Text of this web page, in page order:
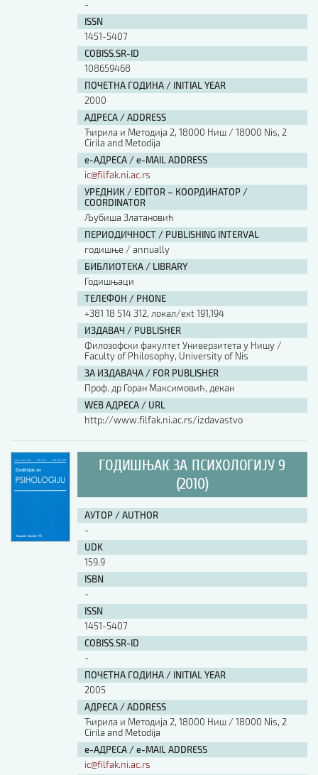
-
ISSN
1451-5407
COBISS.SR-ID
108659468
ПОЧЕТНА ГОДИНА / INITIAL YEAR
2000
АДРЕСА / ADDRESS
Ћирила и Методија 2, 18000 Ниш / 18000 Nis, 2
Cirila and Metodija
е-АДРЕСА / e-MAIL ADDRESS
ic@filfak.ni.ac.rs
УРЕДНИК / EDITOR – КООРДИНАТОР /
COORDINATOR
Љубиша Златановић
ПЕРИОДИЧНОСТ / PUBLISHING INTERVAL
годишње / annually
БИБЛИОТЕКА / LIBRARY
Годишњаци
ТЕЛЕФОН / PHONE
+381 18 514 312, локал/ext 191,194
ИЗДАВАЧ / PUBLISHER
Филозофски факултет Универзитета у Нишу /
Faculty of Philosophy, University of Nis
ЗА ИЗДАВАЧА / FOR PUBLISHER
Проф. др Горан Максимовић, декан
WEB АДРЕСА / URL
http://www.filfak.ni.ac.rs/izdavastvo
ГОДИШЊАК ЗА ПСИХОЛОГИЈУ 9
(2010)
АУТОР / AUTHOR
-
UDK
159.9
ISBN
-
ISSN
1451-5407
COBISS.SR-ID
-
ПОЧЕТНА ГОДИНА / INITIAL YEAR
2005
АДРЕСА / ADDRESS
Ћирила и Методија 2, 18000 Ниш / 18000 Nis, 2
Cirila and Metodija
е-АДРЕСА / e-MAIL ADDRESS
ic@filfak.ni.ac.rs